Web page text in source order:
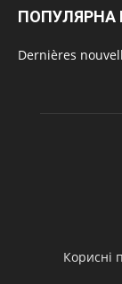
ПОПУЛЯРНА
Dernières
Корисні